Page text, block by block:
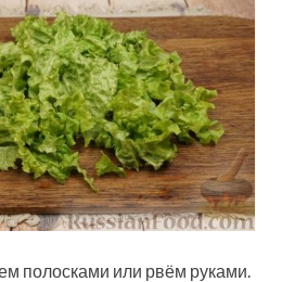
полосками или рвём руками.